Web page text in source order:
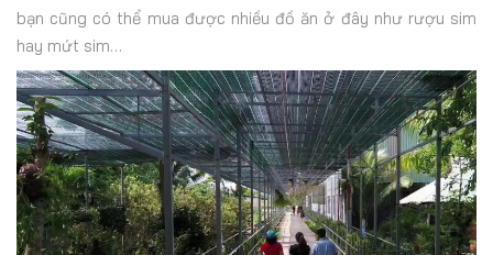
bạn cũng có thể mua được nhiều đồ ăn ở đây như rượu sim
hay mứt sim…